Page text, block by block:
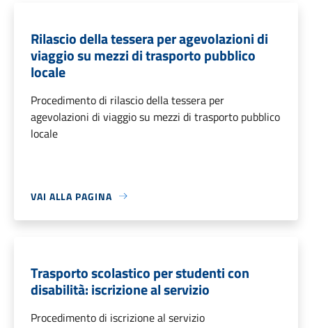
Rilascio della tessera per agevolazioni di
viaggio su mezzi di trasporto pubblico
locale
Procedimento di rilascio della tessera per
agevolazioni di viaggio su mezzi di trasporto pubblico
locale
VAI ALLA PAGINA
Trasporto scolastico per studenti con
disabilità: iscrizione al servizio
Procedimento di iscrizione al servizio